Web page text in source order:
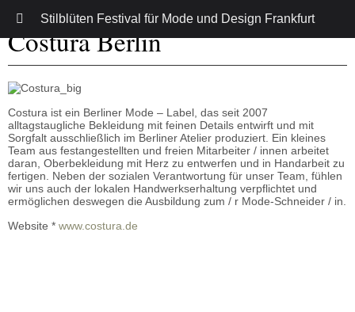
Costura Berlin
Costura ist ein Berliner Mode – Label, das seit 2007
alltagstaugliche Bekleidung mit feinen Details entwirft und mit
Sorgfalt ausschließlich im Berliner Atelier produziert. Ein kleines
Team aus festangestellten und freien Mitarbeiter / innen arbeitet
daran, Oberbekleidung mit Herz zu entwerfen und in Handarbeit zu
fertigen. Neben der sozialen Verantwortung für unser Team, fühlen
wir uns auch der lokalen Handwerkserhaltung verpflichtet und
ermöglichen deswegen die Ausbildung zum / r Mode-Schneider / in.
Website * www.costura.de
Stilblüten Festival für Mode und Design Frankfurt